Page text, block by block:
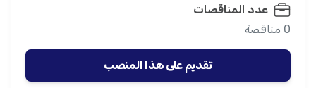
عدد المناقصات
0 مناقصة
تقديم على هذا المنصب